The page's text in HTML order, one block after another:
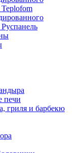
печи
гриля и барбекю